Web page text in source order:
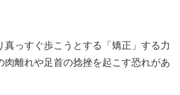
真っすぐ歩こうとする「矯正」する力
肉離れや足首の捻挫を起こす恐れがあ